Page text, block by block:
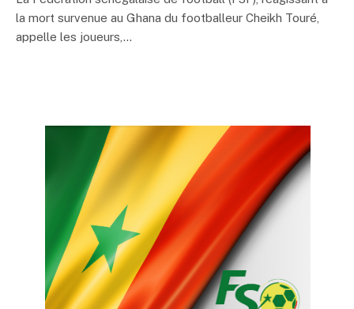
la mort survenue au Ghana du footballeur Cheikh Touré,
appelle les joueurs,…